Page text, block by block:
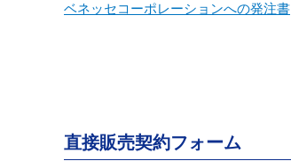
ベネッセコーポレーションへの発注書
直接販売契約フォーム